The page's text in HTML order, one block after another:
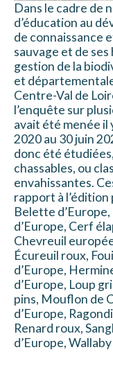
Dans le cadre de
d’éducation au
de connaissance
sauvage et de
gestion de la
et
Centre-Val de
l’enquête sur
avait été menée il
2020 au 30 juin
donc été
chassables, ou
envahissantes.
rapport à
Belette
d’Europe, Cerf
Chevreuil
Écureuil roux,
d’Europe,
d’Europe, Loup
pins, Mouflon de
d’Europe,
Renard roux,
d’Europe,